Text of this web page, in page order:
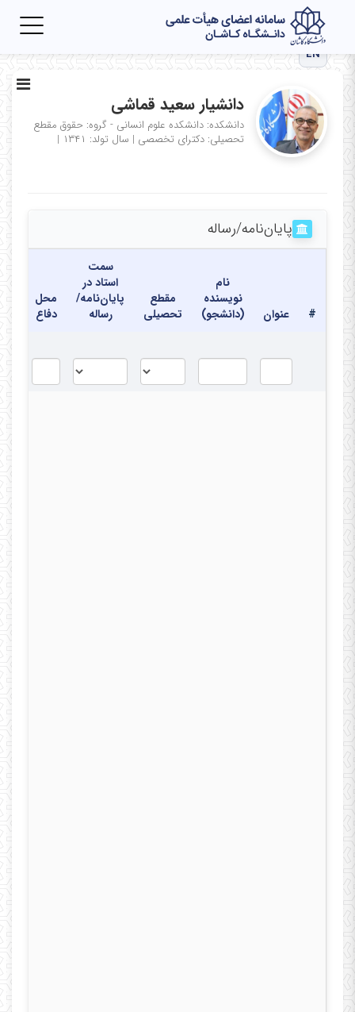
EN
دانشیار سعید قماشی
دانشکده: دانشکده علوم انسانی - گروه: حقوق مقطع
تحصیلی: دکترای تخصصی | سال تولد: ۱۳۴۱ |
پایان‌نامه‌/رساله
# عنوان
نام
نویسنده
(دانشجو)
مقطع
تحصیلی
سمت
استاد در
پایان‌نامه/
رساله
محل
دفاع